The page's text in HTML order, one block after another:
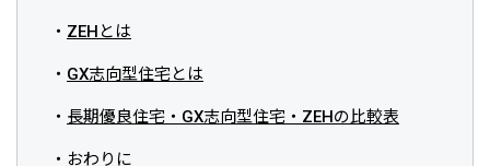
ZEHとは
GX志向型住宅とは
長期優良住宅・GX志向型住宅・ZEHの比較表
おわりに